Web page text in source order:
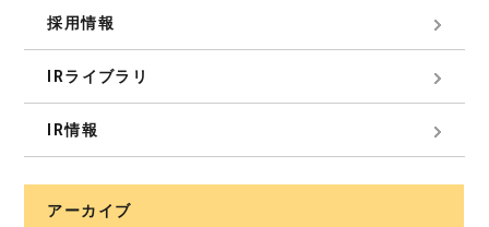
採用情報
IRライブラリ
IR情報
アーカイブ